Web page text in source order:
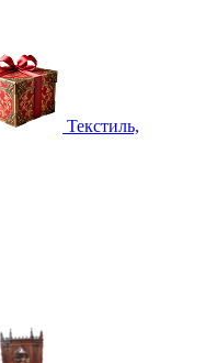
Текстиль,